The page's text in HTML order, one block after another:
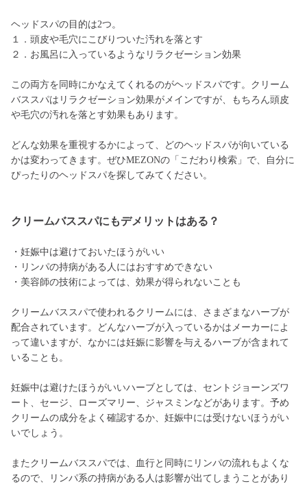
ヘッドスパの目的は2つ。
１．頭皮や毛穴にこびりついた汚れを落とす
２．お風呂に入っているようなリラクゼーション効果
この両方を同時にかなえてくれるのがヘッドスパです。クリーム
バススパはリラクゼーション効果がメインですが、もちろん頭皮
や毛穴の汚れを落とす効果もあります。
どんな効果を重視するかによって、どのヘッドスパが向いている
かは変わってきます。ぜひMEZONの「こだわり検索」で、自分に
ぴったりのヘッドスパを探してみてください。
クリームバススパにもデメリットはある？
・妊娠中は避けておいたほうがいい
・リンパの持病がある人にはおすすめできない
・美容師の技術によっては、効果が得られないことも
クリームバススパで使われるクリームには、さまざまなハーブが
配合されています。どんなハーブが入っているかはメーカーによ
って違いますが、なかには妊娠に影響を与えるハーブが含まれて
いることも。
妊娠中は避けたほうがいいハーブとしては、セントジョーンズワ
ート、セージ、ローズマリー、ジャスミンなどがあります。予め
クリームの成分をよく確認するか、妊娠中には受けないほうがい
いでしょう。
またクリームバススパでは、血行と同時にリンパの流れもよくな
るので、リンパ系の持病がある人は影響が出てしまうことがあり